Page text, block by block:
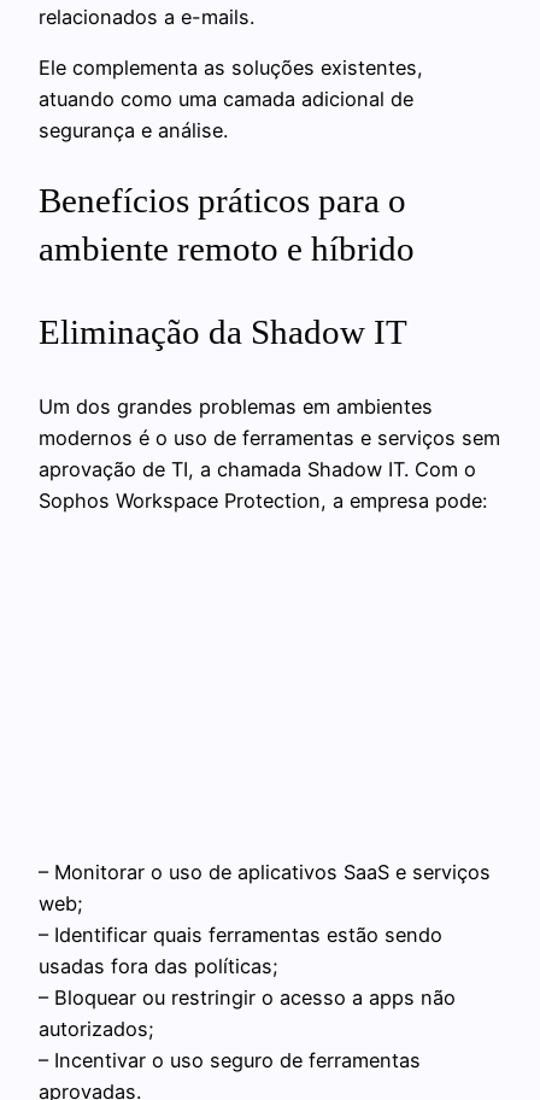
relacionados a e-mails.
Ele complementa as soluções existentes,
atuando como uma camada adicional de
segurança e análise.
Benefícios práticos para o
ambiente remoto e híbrido
Eliminação da Shadow IT
Um dos grandes problemas em ambientes
modernos é o uso de ferramentas e serviços sem
aprovação de TI, a chamada Shadow IT. Com o
Sophos Workspace Protection, a empresa pode:
– Monitorar o uso de aplicativos SaaS e serviços
web;
– Identificar quais ferramentas estão sendo
usadas fora das políticas;
– Bloquear ou restringir o acesso a apps não
autorizados;
– Incentivar o uso seguro de ferramentas
aprovadas.